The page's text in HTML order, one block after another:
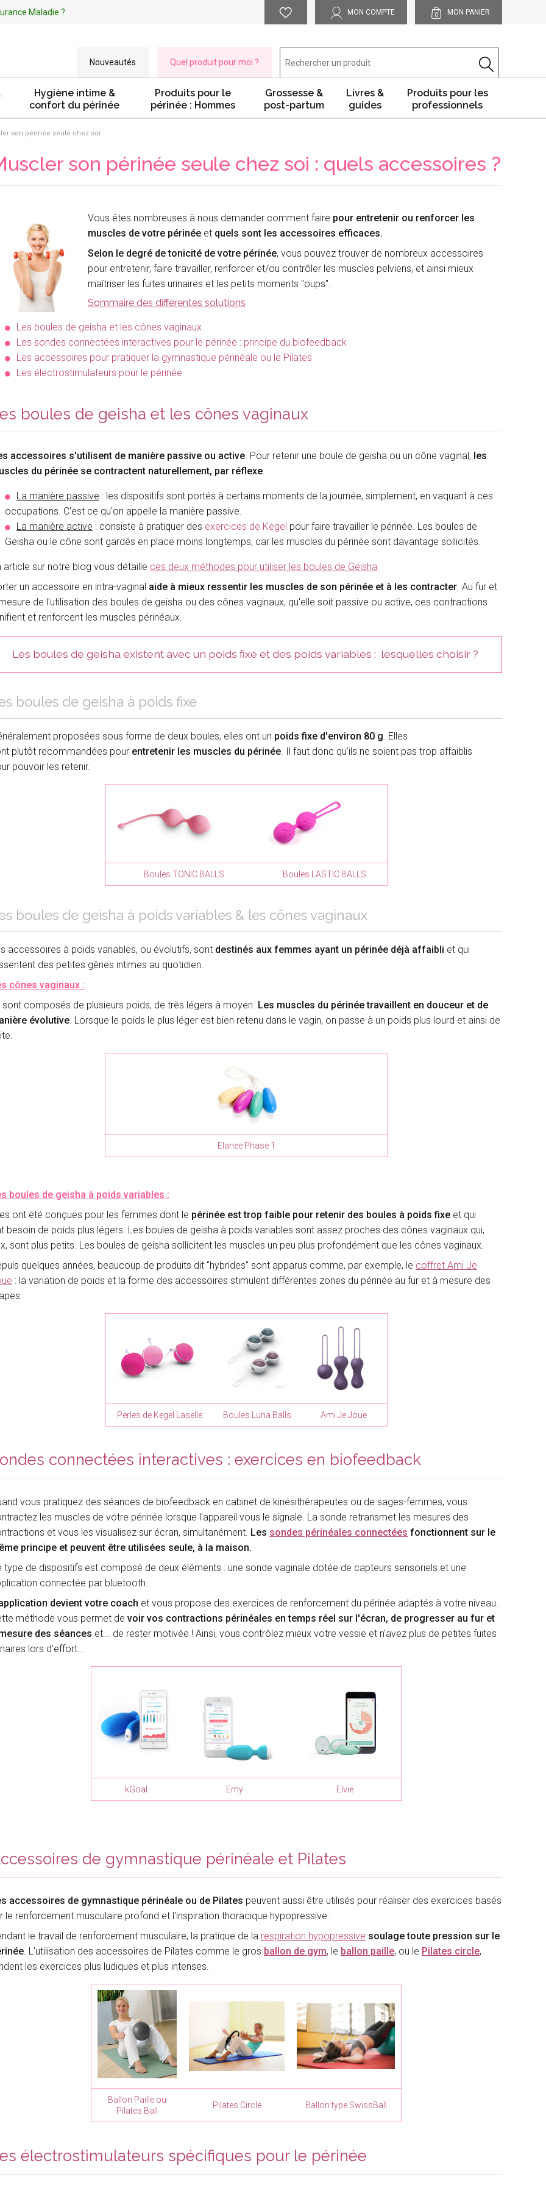
Maladie ? MON COMPTE 0 MON PANIER
Nouveautés Quel produit pour moi ?
Hygiène intime &
confort du périnée
Produits pour le
périnée : Hommes
Grossesse &
post-partum
Livres &
guides
Produits pour les
professionnels
son périnée seule chez soi
son périnée seule chez soi : quels accessoires ?
Vous êtes nombreuses à nous demander comment faire pour entretenir ou renforcer les
muscles de votre périnée et quels sont les accessoires efficaces.
Selon le degré de tonicité de votre périnée, vous pouvez trouver de nombreux accessoires
pour entretenir, faire travailler, renforcer et/ou contrôler les muscles pelviens, et ainsi mieux
maîtriser les fuites urinaires et les petits moments "oups".
Sommaire des différentes solutions
Les boules de geisha et les cônes vaginaux
Les sondes connectées interactives pour le périnée : principe du biofeedback
Les accessoires pour pratiquer la gymnastique périnéale ou le Pilates
Les électrostimulateurs pour le périnée
boules de geisha et les cônes vaginaux
accessoires s'utilisent de manière passive ou active. Pour retenir une boule de geisha ou un cône vaginal, les
du périnée se contractent naturellement, par réflexe.
La manière passive : les dispositifs sont portés à certains moments de la journée, simplement, en vaquant à ces
occupations. C'est ce qu'on appelle la manière passive.
La manière active : consiste à pratiquer des exercices de Kegel pour faire travailler le périnée. Les boules de
Geisha ou le cône sont gardés en place moins longtemps, car les muscles du périnée sont davantage sollicités.
article sur notre blog vous détaille ces deux méthodes pour utiliser les boules de Geisha.
un accessoire en intra-vaginal aide à mieux ressentir les muscles de son périnée et à les contracter. Au fur et
de l'utilisation des boules de geisha ou des cônes vaginaux, qu'elle soit passive ou active, ces contractions
et renforcent les muscles périnéaux.
Les boules de geisha existent avec un poids fixe et des poids variables : lesquelles choisir ?
boules de geisha à poids fixe
proposées sous forme de deux boules, elles ont un poids fixe d'environ 80 g. Elles
plutôt recommandées pour entretenir les muscles du périnée. Il faut donc qu'ils ne soient pas trop affaiblis
pouvoir les retenir.
Boules TONIC BALLS Boules LASTIC BALLS
boules de geisha à poids variables & les cônes vaginaux
accessoires à poids variables, ou évolutifs, sont destinés aux femmes ayant un périnée déjà affaibli et qui
des petites gênes intimes au quotidien.
cônes vaginaux :
sont composés de plusieurs poids, de très légers à moyen. Les muscles du périnée travaillent en douceur et de
évolutive. Lorsque le poids le plus léger est bien retenu dans le vagin, on passe à un poids plus lourd et ainsi de
Elanee Phase 1
boules de geisha à poids variables :
ont été conçues pour les femmes dont le périnée est trop faible pour retenir des boules à poids fixe et qui
besoin de poids plus légers. Les boules de geisha à poids variables sont assez proches des cônes vaginaux qui,
sont plus petits. Les boules de geisha sollicitent les muscles un peu plus profondément que les cônes vaginaux.
quelques années, beaucoup de produits dit "hybrides" sont apparus comme, par exemple, le coffret Ami Je
: la variation de poids et la forme des accessoires stimulent différentes zones du périnée au fur et à mesure des
Perles de Kegel Laselle Boules Luna Balls Ami Je Joue
connectées interactives : exercices en biofeedback
vous pratiquez des séances de biofeedback en cabinet de kinésithérapeutes ou de sages-femmes, vous
les muscles de votre périnée lorsque l'appareil vous le signale. La sonde retransmet les mesures des
et vous les visualisez sur écran, simultanément. Les sondes périnéales connectées fonctionnent sur le
principe et peuvent être utilisées seule, à la maison.
type de dispositifs est composé de deux éléments : une sonde vaginale dotée de capteurs sensoriels et une
connectée par bluetooth.
devient votre coach et vous propose des exercices de renforcement du périnée adaptés à votre niveau.
méthode vous permet de voir vos contractions périnéales en temps réel sur l'écran, de progresser au fur et
des séances et... de rester motivée ! Ainsi, vous contrôlez mieux votre vessie et n'avez plus de petites fuites
lors d'effort...
kGoal Emy Elvie
de gymnastique périnéale et Pilates
accessoires de gymnastique périnéale ou de Pilates peuvent aussi être utilisés pour réaliser des exercices basés
le renforcement musculaire profond et l'inspiration thoracique hypopressive.
le travail de renforcement musculaire, la pratique de la respiration hypopressive soulage toute pression sur le
. L'utilisation des accessoires de Pilates comme le gros ballon de gym, le ballon paille, ou le Pilates circle,
les exercices plus ludiques et plus intenses.
Ballon Paille ou
Pilates Ball
Pilates Circle Ballon type SwissBall
électrostimulateurs spécifiques pour le périnée